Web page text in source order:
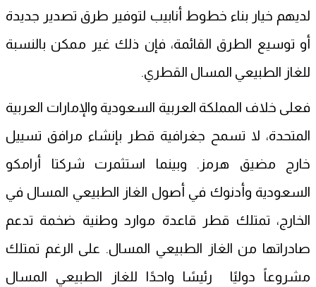
لديهم خيار بناء خطوط أنابيب لتوفير طرق تصدير جديدة
أو توسيع الطرق القائمة، فإن ذلك غير ممكن بالنسبة
للغاز الطبيعي المسال القطري.
فعلى خلاف المملكة العربية السعودية والإمارات العربية
المتحدة، لا تسمح جغرافية قطر بإنشاء مرافق تسييل
خارج مضيق هرمز. وبينما استثمرت شركتا أرامكو
السعودية وأدنوك في أصول الغاز الطبيعي المسال في
الخارج، تمتلك قطر قاعدة موارد وطنية ضخمة تدعم
صادراتها من الغاز الطبيعي المسال. على الرغم تمتلك
مشروعاً دوليًا رئيسًا واحدًا للغاز الطبيعي المسال